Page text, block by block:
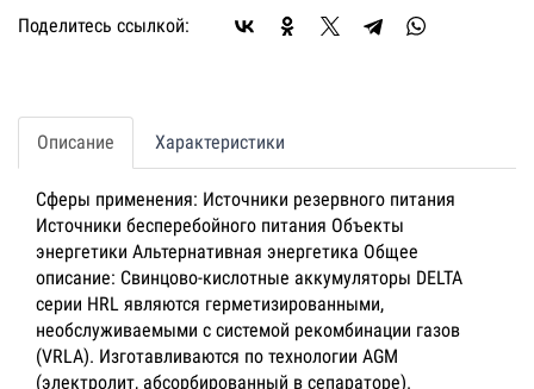
Поделитесь ссылкой:
Описание Характеристики
Сферы применения: Источники резервного питания
Источники бесперебойного питания Объекты
энергетики Альтернативная энергетика Общее
описание: Свинцово-кислотные аккумуляторы DELTA
серии HRL являются герметизированными,
необслуживаемыми с системой рекомбинации газов
(VRLA). Изготавливаются по технологии AGM
(электролит, абсорбированный в сепараторе).